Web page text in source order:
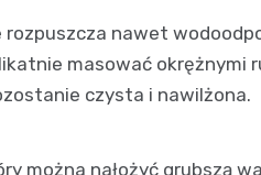
nawet
masować okrężnymi
czysta i nawilżona.
można nałożyć grubszą